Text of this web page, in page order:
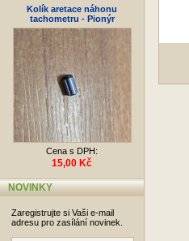
Kolík aretace náhonu
tachometru - Pionýr
Cena s DPH:
15,00 Kč
NOVINKY
Zaregistrujte si Vaši e-mail
adresu pro zasílání novinek.